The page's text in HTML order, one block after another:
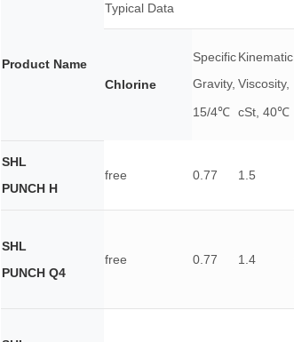
Product Name
Typical Data
Chlorine
Specific
Gravity,
15/4℃
Kinematic
Viscosity,
cSt, 40℃
SHL
PUNCH H
free 0.77 1.5
SHL
PUNCH Q4
free 0.77 1.4